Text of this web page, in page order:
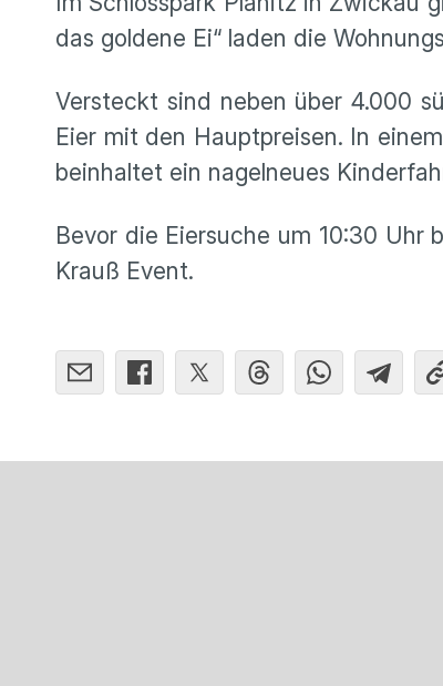
das goldene Ei“ laden die
Versteckt sind neben über 4.000
Eier mit den Hauptpreisen. In
beinhaltet ein nagelneues
Bevor die Eiersuche um 10:30 Uhr
Krauß Event.